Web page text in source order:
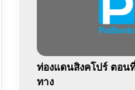
ท่องแดนสิงคโปร์ ตอน
ทาง